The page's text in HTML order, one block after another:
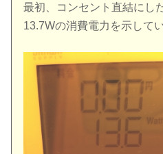
最初、コンセント直結にし
13.7Wの消費電力を示して